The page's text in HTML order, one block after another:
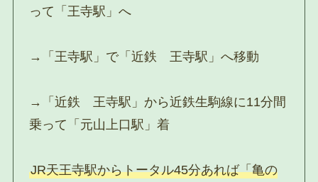
って「王寺駅」へ
→「王寺駅」で「近鉄 王寺駅」へ移動
→「近鉄 王寺駅」から近鉄生駒線に11分間
乗って「元山上口駅」着
JR天王寺駅からトータル45分あれば「亀の